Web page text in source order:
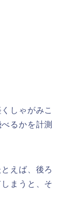
しゃがみこ
るかを計測
えば、後ろ
まうと、そ